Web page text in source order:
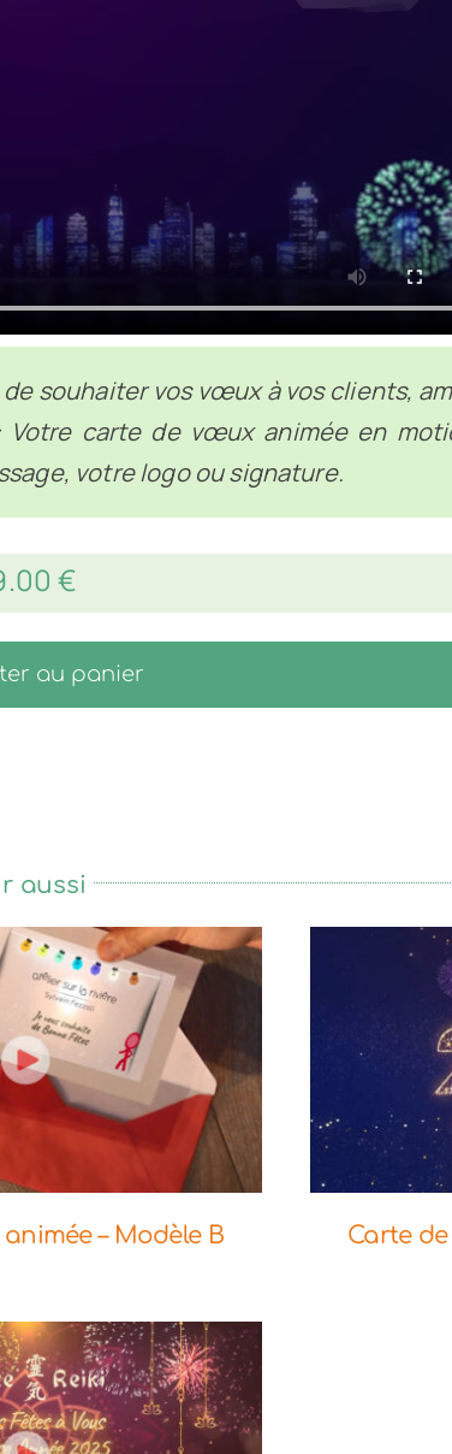
souhaiter vos vœux à vos clients,
Votre carte de vœux animée en
votre logo ou signature.
€
au panier
aussi
Aperçu
– Modèle B Carte